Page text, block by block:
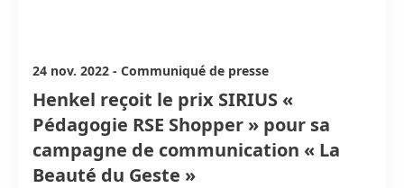
24 nov. 2022 - Communiqué de presse
Henkel reçoit le prix SIRIUS «
Pédagogie RSE Shopper » pour sa
campagne de communication « La
Beauté du Geste »